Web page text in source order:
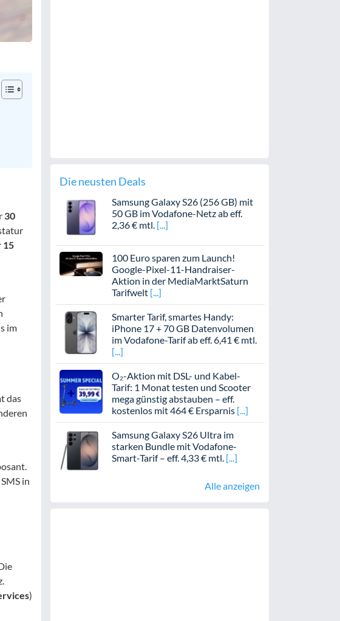
30
15
im
das
SMS in
)
Die neusten Deals
Samsung Galaxy S26 (256 GB) mit
50 GB im Vodafone-Netz ab eff.
2,36 € mtl.
100 Euro sparen zum Launch!
Google-Pixel-11-Handraiser-
Aktion in der MediaMarktSaturn
Tarifwelt
Smarter Tarif, smartes Handy:
iPhone 17 + 70 GB Datenvolumen
im Vodafone-Tarif ab eff. 6,41 € mtl.
O₂-Aktion mit DSL- und Kabel-
Tarif: 1 Monat testen und Scooter
mega günstig abstauben – eff.
kostenlos mit 464 € Ersparnis
Samsung Galaxy S26 Ultra im
starken Bundle mit Vodafone-
Smart-Tarif – eff. 4,33 € mtl.
Alle anzeigen